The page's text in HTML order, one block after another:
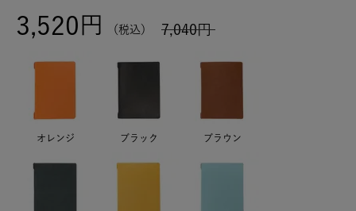
7,040
3,520 税込
オレンジ ブラック ブラウン